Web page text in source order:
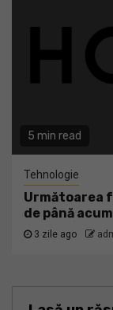
5 min read
Tehnologie
Următoarea
de până acum
3 zile ago